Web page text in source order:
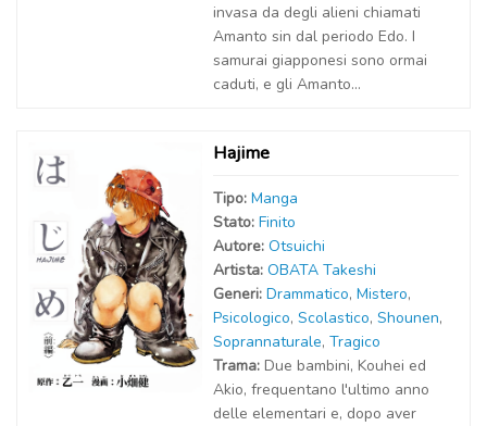
invasa da degli alieni chiamati
Amanto sin dal periodo Edo. I
samurai giapponesi sono ormai
caduti, e gli Amanto...
Hajime
Tipo: Manga
Stato: Finito
Autore: Otsuichi
Artista: OBATA Takeshi
Generi: Drammatico, Mistero,
Psicologico, Scolastico, Shounen,
Soprannaturale, Tragico
Trama: Due bambini, Kouhei ed
Akio, frequentano l'ultimo anno
delle elementari e, dopo aver